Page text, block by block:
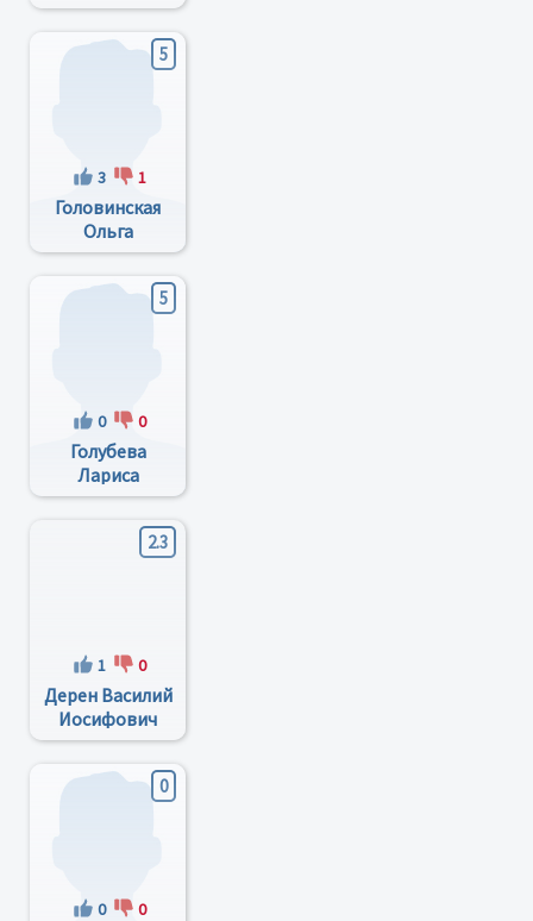
5
3 1
Головинская
Ольга
Юрьевна
5
0 0
Голубева
Лариса
Геннадьевна
2.3
1 0
Дерен Василий
Иосифович
0
0 0